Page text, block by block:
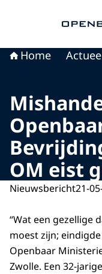
Home
OM eist
Nieuwsbericht21-
“Wat een gezellige
moest zijn;
Openbaar
Zwolle. Een 32-